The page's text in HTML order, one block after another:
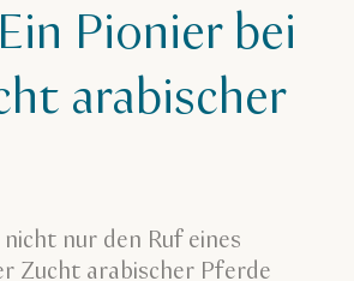
Pionier bei
arabischer
nur den Ruf eines
Zucht arabischer Pferde